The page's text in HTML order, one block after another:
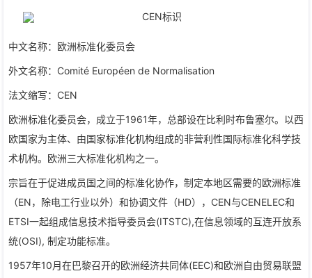
中文名称：欧洲标准化委员会
外文名称：Comité Européen de Normalisation
法文缩写：CEN
欧洲标准化委员会，成立于1961年，总部设在比利时布鲁塞尔。以西
欧国家为主体、由国家标准化机构组成的非营利性国际标准化科学技
术机构。欧洲三大标准化机构之一。
宗旨在于促进成员国之间的标准化协作，制定本地区需要的欧洲标准
（EN，除电工行业以外）和协调文件（HD），CEN与CENELEC和
ETSI一起组成信息技术指导委员会(ITSTC),在信息领域的互连开放系
统(OSI), 制定功能标准。
1957年10月在巴黎召开的欧洲经济共同体(EEC)和欧洲自由贸易联盟